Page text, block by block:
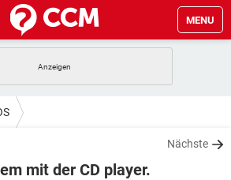
MENU
TIKTOK
STREAMING
Nächste
mit der CD player.